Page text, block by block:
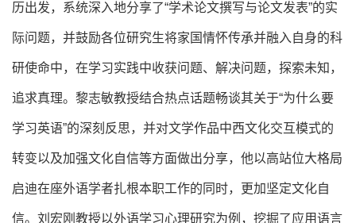
历出发，系统深入地分享了“学术论文撰写与论文发表”的实
际问题，并鼓励各位研究生将家国情怀传承并融入自身的科
研使命中，在学习实践中收获问题、解决问题，探索未知，
追求真理。黎志敏教授结合热点话题畅谈其关于“为什么要
学习英语”的深刻反思，并对文学作品中西文化交互模式的
转变以及加强文化自信等方面做出分享，他以高站位大格局
启迪在座外语学者扎根本职工作的同时，更加坚定文化自
信。刘宏刚教授以外语学习心理研究为例，挖掘了应用语言